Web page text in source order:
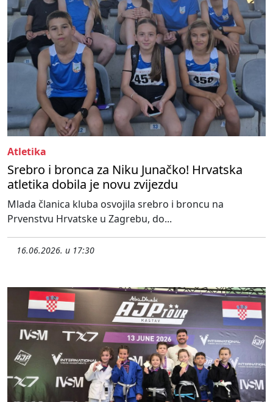
Atletika
Srebro i bronca za Niku Junačko! Hrvatska
atletika dobila je novu zvijezdu
Mlada članica kluba osvojila srebro i broncu na
Prvenstvu Hrvatske u Zagrebu, do...
16.06.2026. u 17:30